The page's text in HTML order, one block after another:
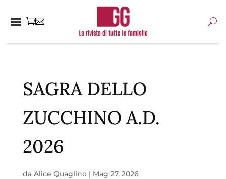
SAGRA DELLO
ZUCCHINO A.D.
2026
da Alice Quaglino| Mag 27, 2026